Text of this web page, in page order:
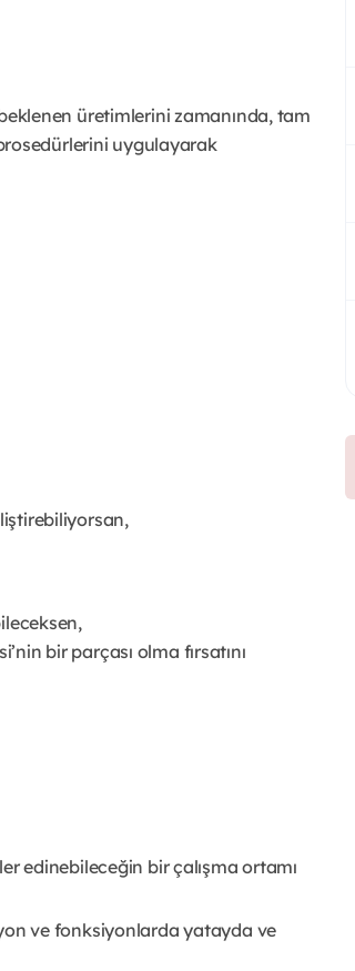
üretimlerini zamanında, tam
uygulayarak
bir parçası olma fırsatını
edinebileceğin bir çalışma ortamı
ve fonksiyonlarda yatayda ve